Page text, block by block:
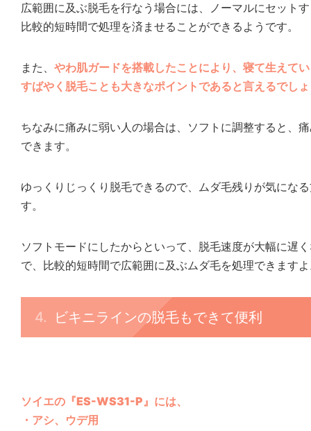
広範囲に及ぶ脱毛を行なう場合には、ノーマルにセット
比較的短時間で処理を済ませることができるようです。
また、 やわ肌ガードを搭載したことにより、寝て生えて
すばやく脱毛ことも大きなポイントであると言えるでし
ちなみに痛みに弱い人の場合は、ソフトに調整すると、
できます。
ゆっくりじっくり脱毛できるので、ムダ毛残りが気にな
す。
ソフトモードにしたからといって、脱毛速度が大幅に遅
で、比較的短時間で広範囲に及ぶムダ毛を処理できます
ビキニラインの脱毛もできて便利
ソイエの『ES-WS31-P』には、
・アシ、ウデ用